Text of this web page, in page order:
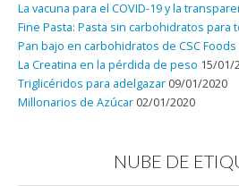
La vacuna para el COVID-19 y la
Fine Pasta: Pasta sin carbohidratos para
Pan bajo en carbohidratos de CSC Foods
La Creatina en la pérdida de peso 15/01/
Triglicéridos para adelgazar 09/01/2020
Millonarios de Azúcar 02/01/2020
NUBE DE